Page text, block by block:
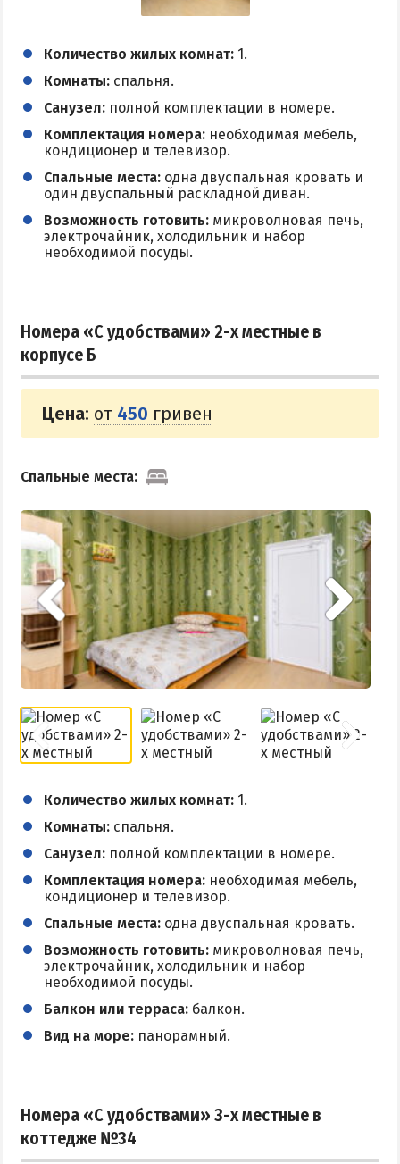
Количество жилых комнат: 1.
Комнаты: спальня.
Санузел: полной комплектации в номере.
Комплектация номера: необходимая мебель,
кондиционер и телевизор.
Спальные места: одна двуспальная кровать и
один двуспальный раскладной диван.
Возможность готовить: микроволновая печь,
электрочайник, холодильник и набор
необходимой посуды.
Номера «С удобствами» 2-х местные в
корпусе Б
Цена: от 450 гривен
Спальные места:
Количество жилых комнат: 1.
Комнаты: спальня.
Санузел: полной комплектации в номере.
Комплектация номера: необходимая мебель,
кондиционер и телевизор.
Спальные места: одна двуспальная кровать.
Возможность готовить: микроволновая печь,
электрочайник, холодильник и набор
необходимой посуды.
Балкон или терраса: балкон.
Вид на море: панорамный.
Номера «С удобствами» 3-х местные в
коттедже №34